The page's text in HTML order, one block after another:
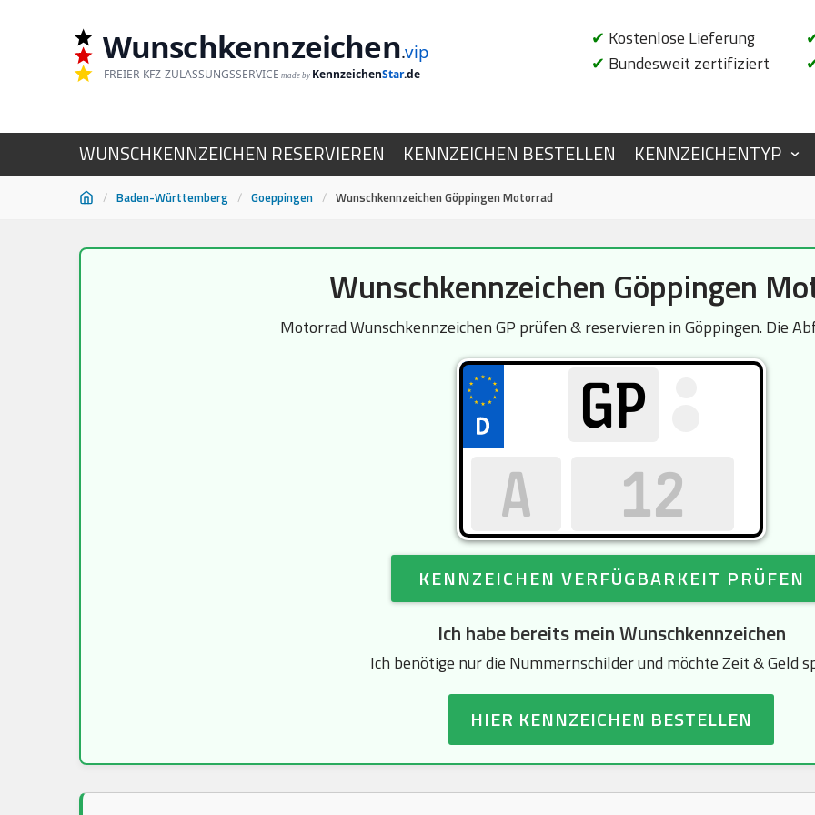
Wunschkennzeichen.vip
FREIER KFZ-ZULASSUNGSSERVICE made by KennzeichenStar.de
✔ Kostenlose Lieferung
✔ Bundesweit zertifiziert
WUNSCHKENNZEICHEN RESERVIEREN KENNZEICHEN BESTELLEN KENNZEICHENTYP
/ Baden-Württemberg / Goeppingen / Wunschkennzeichen Göppingen Motorrad
Wunschkennzeichen Göppingen
Motorrad Wunschkennzeichen GP prüfen & reservieren in Göppingen. Die
KENNZEICHEN VERFÜGBARKEIT PRÜFEN
Ich habe bereits mein Wunschkennzeichen
Ich benötige nur die Nummernschilder und möchte Zeit & Geld
HIER KENNZEICHEN BESTELLEN